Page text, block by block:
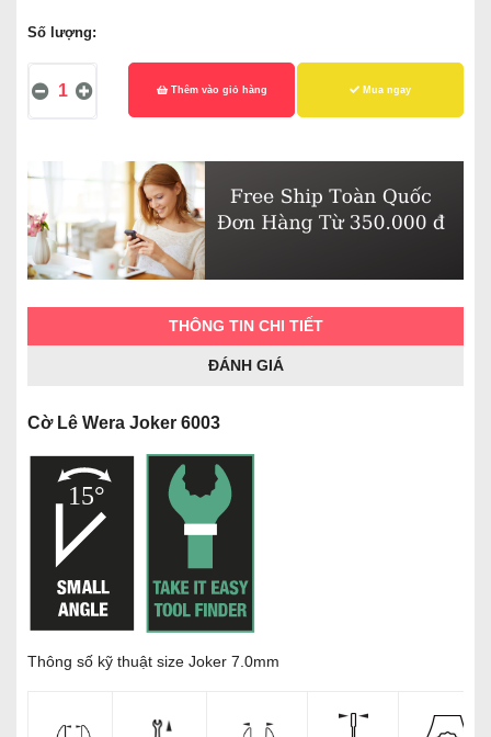
Số lượng:
Thêm vào giỏ hàng Mua ngay
THÔNG TIN CHI TIẾT
ĐÁNH GIÁ
Cờ Lê Wera Joker 6003
Thông số kỹ thuật size Joker 7.0mm